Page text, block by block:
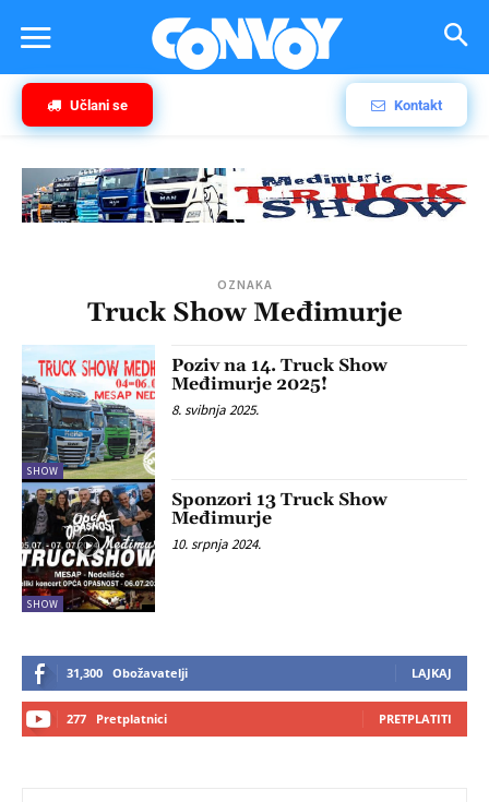
Učlani se Kontakt
OZNAKA
Truck Show Međimurje
SHOW
Poziv na 14. Truck Show
Međimurje 2025!
8. svibnja 2025.
SHOW
Sponzori 13 Truck Show
Međimurje
10. srpnja 2024.
31,300 Obožavatelji LAJKAJ
277 Pretplatnici PRETPLATITI